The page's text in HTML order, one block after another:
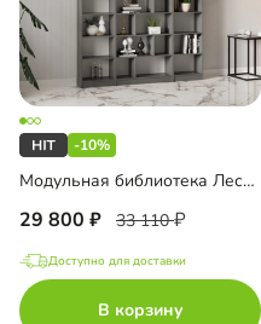
-10%
Модульная библиотека Лестер-9
29 800 33 110
Доступно для доставки
В корзину